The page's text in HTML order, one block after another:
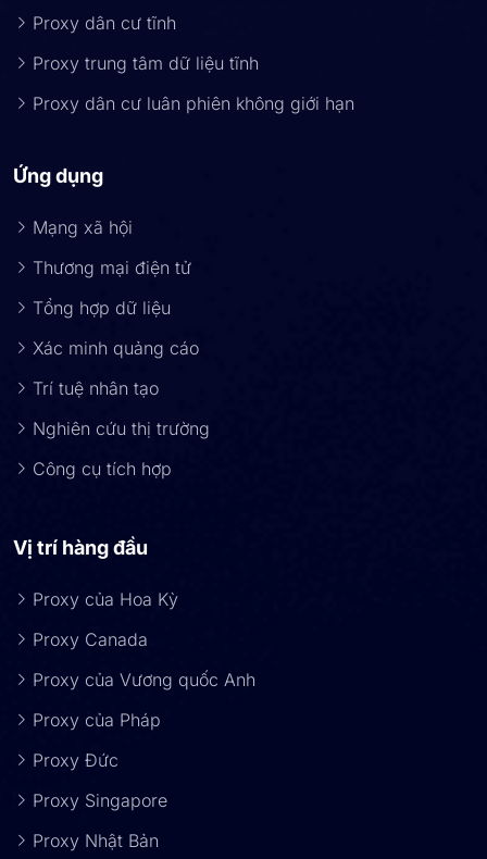
Proxy dân cư tĩnh
Proxy trung tâm dữ liệu tĩnh
Proxy dân cư luân phiên không giới hạn
Ứng dụng
Mạng xã hội
Thương mại điện tử
Tổng hợp dữ liệu
Xác minh quảng cáo
Trí tuệ nhân tạo
Nghiên cứu thị trường
Công cụ tích hợp
Vị trí hàng đầu
Proxy của Hoa Kỳ
Proxy Canada
Proxy của Vương quốc Anh
Proxy của Pháp
Proxy Đức
Proxy Singapore
Proxy Nhật Bản